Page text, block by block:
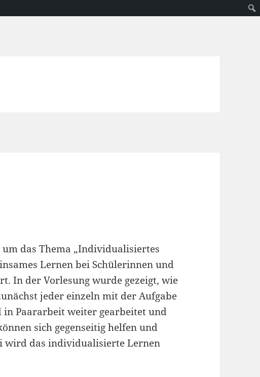
um das Thema „Individualisiertes
Lernen bei Schülerinnen und
In der Vorlesung wurde gezeigt, wie
jeder einzeln mit der Aufgabe
Paararbeit weiter gearbeitet und
sich gegenseitig helfen und
wird das individualisierte Lernen